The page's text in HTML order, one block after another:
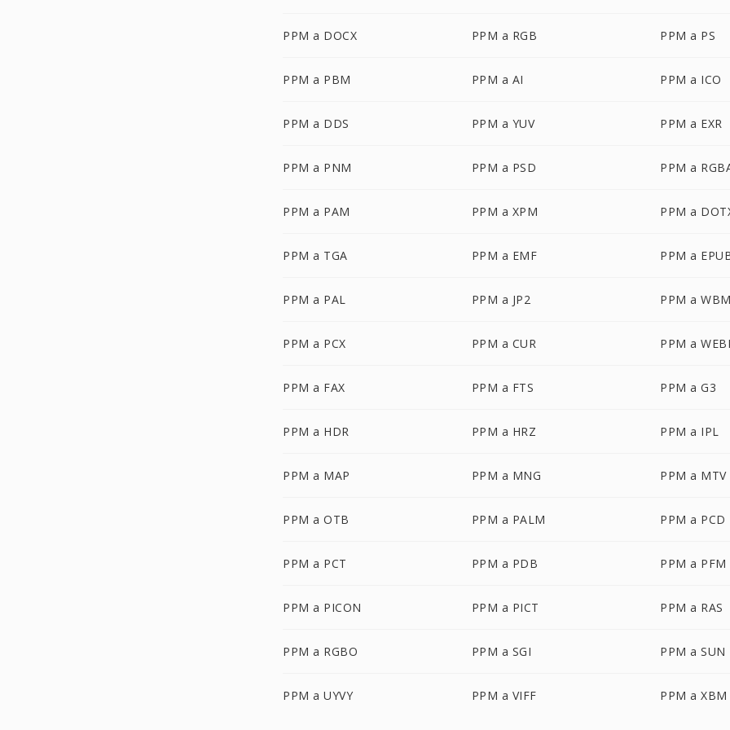
PPM a DOCX PPM a RGB PPM a PS
PPM a PBM PPM a AI PPM a ICO
PPM a DDS PPM a YUV PPM a EXR
PPM a PNM PPM a PSD PPM a
PPM a PAM PPM a XPM PPM a
PPM a TGA PPM a EMF PPM a
PPM a PAL PPM a JP2 PPM a
PPM a PCX PPM a CUR PPM a
PPM a FAX PPM a FTS PPM a G3
PPM a HDR PPM a HRZ PPM a IPL
PPM a MAP PPM a MNG PPM a MTV
PPM a OTB PPM a PALM PPM a PCD
PPM a PCT PPM a PDB PPM a PFM
PPM a PICON PPM a PICT PPM a RAS
PPM a RGBO PPM a SGI PPM a SUN
PPM a UYVY PPM a VIFF PPM a XBM